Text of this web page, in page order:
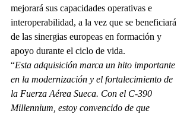
mejorará sus capacidades operativas e
interoperabilidad, a la vez que se beneficiará
de las sinergias europeas en formación y
apoyo durante el ciclo de vida.
“Esta adquisición marca un hito importante
en la modernización y el fortalecimiento de
la Fuerza Aérea Sueca. Con el C-390
Millennium, estoy convencido de que